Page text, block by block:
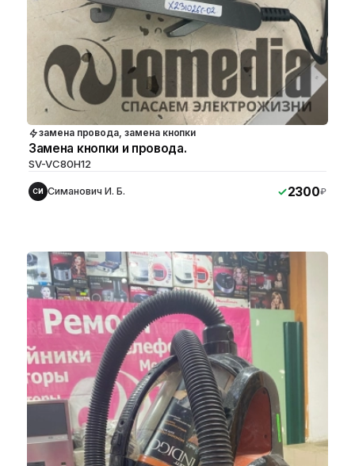
замена провода, замена кнопки
Замена кнопки и провода.
SV-VC80H12
СИ Симанович И. Б. 2300₽